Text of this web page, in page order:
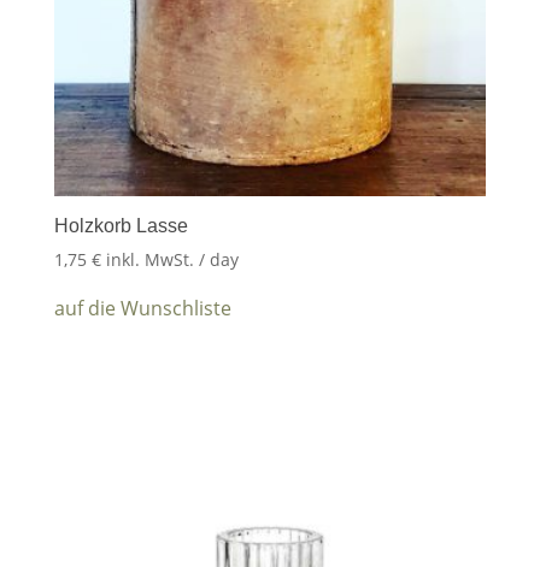
Holzkorb Lasse
1,75 € inkl. MwSt. / day
auf die Wunschliste